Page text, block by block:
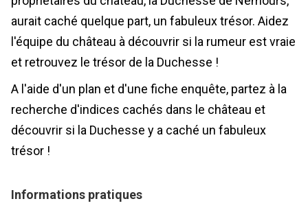
aurait caché quelque part, un fabuleux trésor. Aidez
l'équipe du château à découvrir si la rumeur est vraie
et retrouvez le trésor de la Duchesse !
A l'aide d'un plan et d'une fiche enquête, partez à la
recherche d'indices cachés dans le château et
découvrir si la Duchesse y a caché un fabuleux
trésor !
Informations pratiques